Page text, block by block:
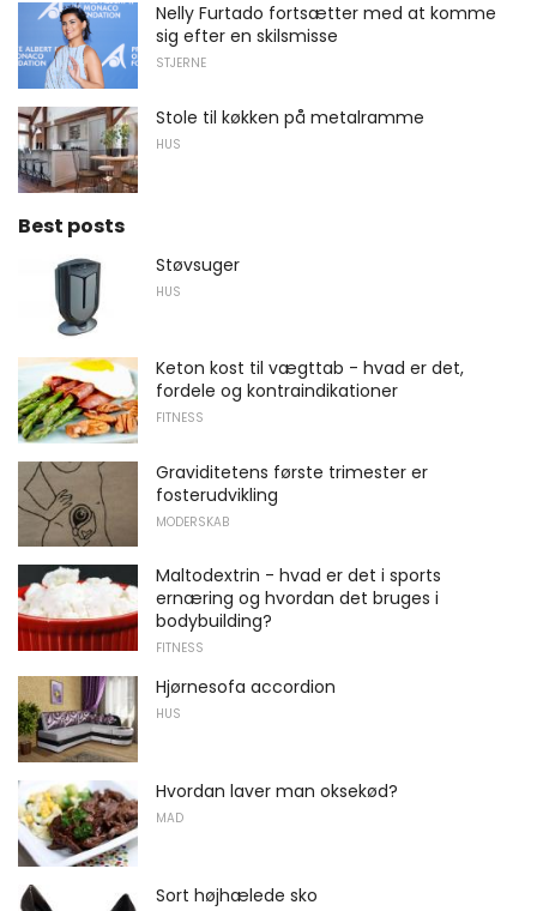
Nelly Furtado fortsætter med at komme
sig efter en skilsmisse
STJERNE
Stole til køkken på metalramme
HUS
Best posts
Støvsuger
HUS
Keton kost til vægttab - hvad er det,
fordele og kontraindikationer
FITNESS
Graviditetens første trimester er
fosterudvikling
MODERSKAB
Maltodextrin - hvad er det i sports
ernæring og hvordan det bruges i
bodybuilding?
FITNESS
Hjørnesofa accordion
HUS
Hvordan laver man oksekød?
MAD
Sort højhælede sko